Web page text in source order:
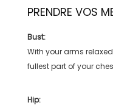
PRENDRE VOS
Bust:
With your arms
fullest part of your
Hip: